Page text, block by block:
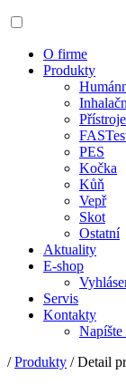
O firme
Produkty
Přístroje
PES
Kočka
Kůň
Vepř
Skot
Ostatní
Aktuality
E-shop
Servis
Kontakty
Napíšte
/Produkty / Detail